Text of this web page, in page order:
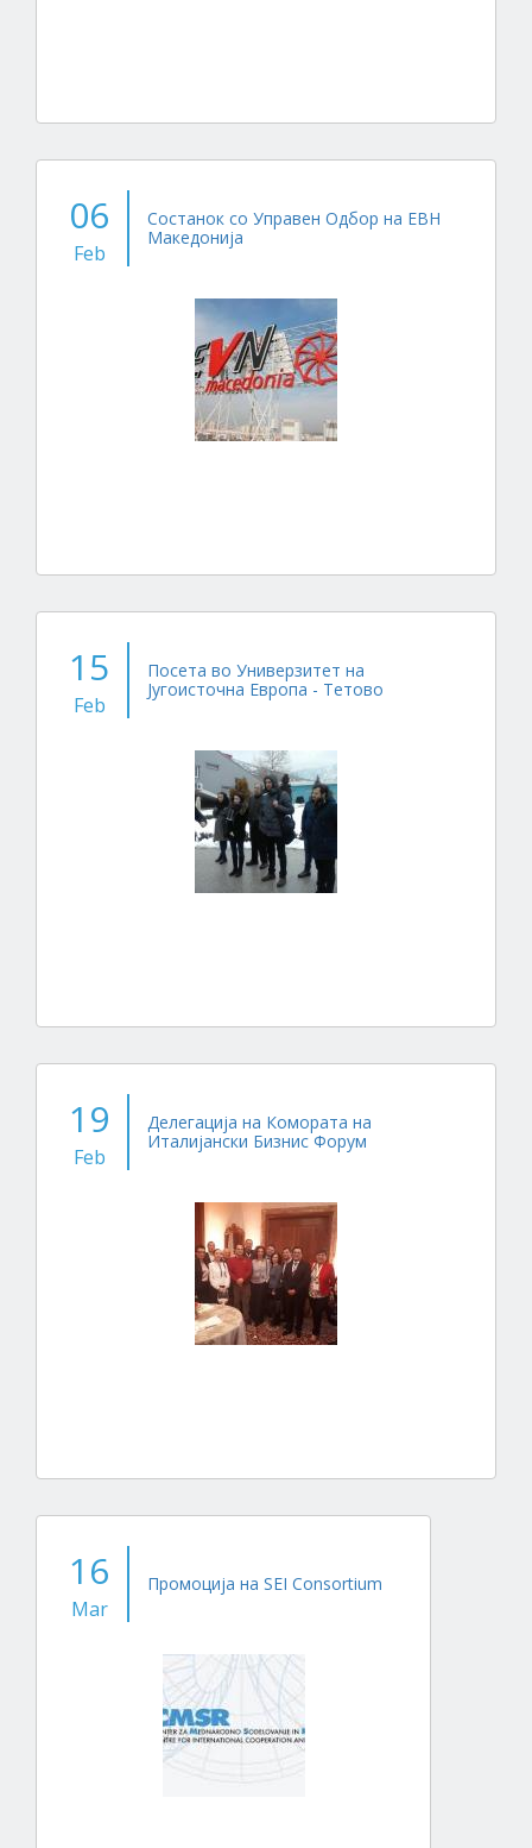
06
Feb
Состанок со Управен Одбор на ЕВН
Македонија
15
Feb
Посета во Универзитет на
Југоисточна Европа - Тетово
19
Feb
Делегација на Комората на
Италијански Бизнис Форум
16
Mar
Промоција на SEI Consortium